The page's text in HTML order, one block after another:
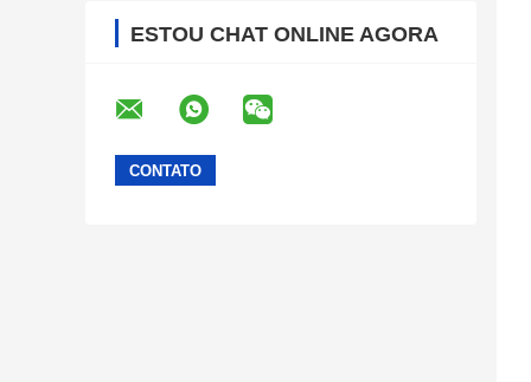
ESTOU CHAT ONLINE AGORA